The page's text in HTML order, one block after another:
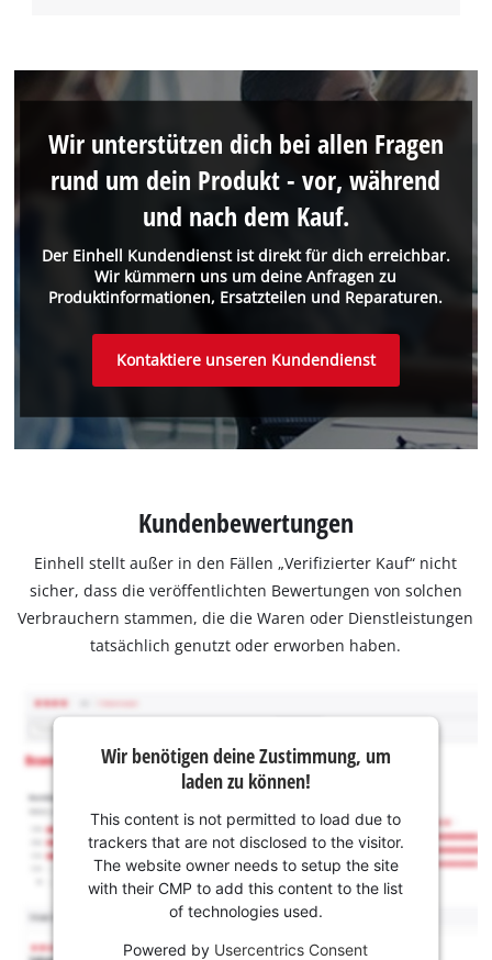
Der Einhell Kundendienst ist direkt für dich erreichbar.
Wir kümmern uns um deine Anfragen zu
Produktinformationen, Ersatzteilen und Reparaturen.
Wir unterstützen dich bei allen Fragen
rund um dein Produkt - vor, während
und nach dem Kauf.
Kontaktiere unseren Kundendienst
Kundenbewertungen
Einhell stellt außer in den Fällen „Verifizierter Kauf“ nicht
sicher, dass die veröffentlichten Bewertungen von solchen
Verbrauchern stammen, die die Waren oder Dienstleistungen
tatsächlich genutzt oder erworben haben.
Wir benötigen deine Zustimmung, um
laden zu können!
This content is not permitted to load due to
trackers that are not disclosed to the visitor.
The website owner needs to setup the site
with their CMP to add this content to the list
of technologies used.
Powered by Usercentrics Consent